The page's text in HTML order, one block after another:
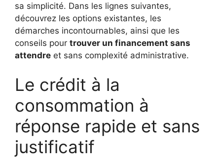
sa simplicité. Dans les lignes suivantes,
découvrez les options existantes, les
démarches incontournables, ainsi que les
conseils pour trouver un financement sans
attendre et sans complexité administrative.
Le crédit à la
consommation à
réponse rapide et sans
justificatif